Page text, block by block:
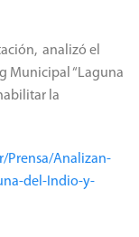
analizó el
Municipal “Laguna
la
Prensa/Analizan-
del-Indio-y-